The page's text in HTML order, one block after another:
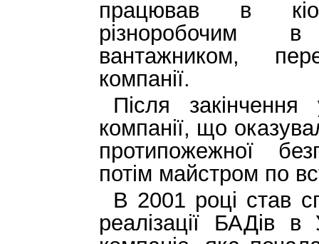
працював в
різноробочим
вантажником,
компанії.
Після
компанії, що
протипожежної
потім майстром по
В 2001 році став
реалізації БАДів